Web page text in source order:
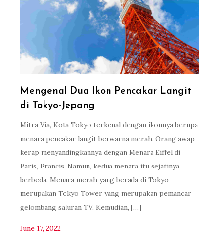
Mengenal Dua Ikon Pencakar Langit
di Tokyo-Jepang
Mitra Via, Kota Tokyo terkenal dengan ikonnya berupa
menara pencakar langit berwarna merah. Orang awap
kerap menyandingkannya dengan Menara Eiffel di
Paris, Prancis. Namun, kedua menara itu sejatinya
berbeda. Menara merah yang berada di Tokyo
merupakan Tokyo Tower yang merupakan pemancar
gelombang saluran TV. Kemudian, […]
June 17, 2022